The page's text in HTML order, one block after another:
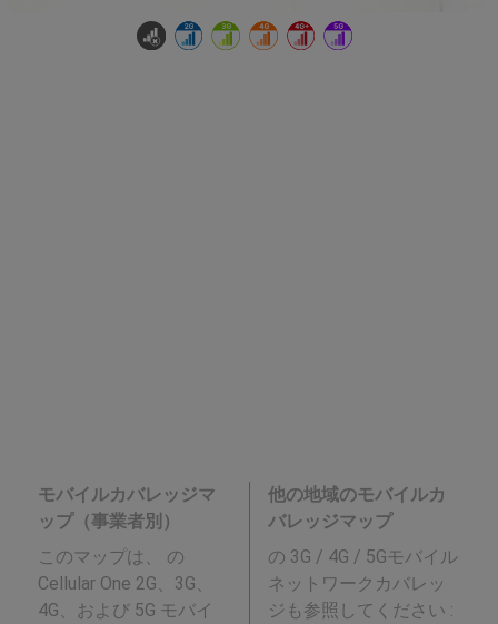
モバイルカバレッジマ
ップ（事業者別）
このマップは、 の
Cellular One 2G、3G、
4G、および 5G モバイ
他の地域のモバイルカ
バレッジマップ
の 3G / 4G / 5Gモバイル
ネットワークカバレッ
ジも参照してください :